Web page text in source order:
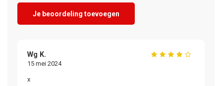
Je beoordeling toevoegen
Wg K.
15 mei 2024
x